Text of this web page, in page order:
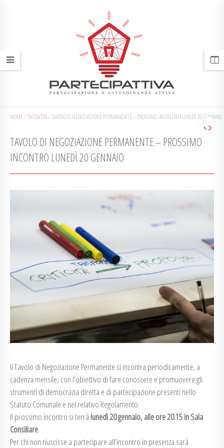
HOME/INCONTRI/TAVOLO DI NEGOZIAZIONE PERMANENTE – PROSSIMO INCONTRO LUNEDÌ 20 GENNAIO
TAVOLO DI NEGOZIAZIONE PERMANENTE – PROSSIMO
INCONTRO LUNEDÌ 20 GENNAIO
Il Tavolo di Negoziazione Permanente si incontra periodicamente, a
cadenza mensile, con l’obiettivo di fare conoscere e promuovere gli
strumenti di democrazia diretta e di partecipazione presenti nello
Statuto Comunale e nel relativo Regolamento.
Il prossimo incontro si terrà lunedì 20 gennaio, alle ore 20.15 in Sala
Consiliare.
Per chi non riuscisse a partecipare all’incontro in presenza sarà